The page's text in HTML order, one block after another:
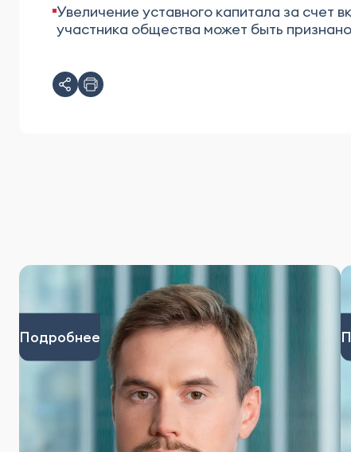
Увеличение уставного капитала за счет
участника общества может быть
Подробнее